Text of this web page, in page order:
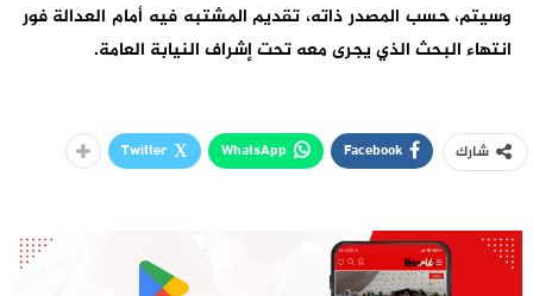
وسيتم، حسب المصدر ذاته، تقديم المشتبه فيه أمام العدالة فور
انتهاء البحث الذي يجرى معه تحت إشراف النيابة العامة.
شارك Facebook
WhatsApp
Twitter